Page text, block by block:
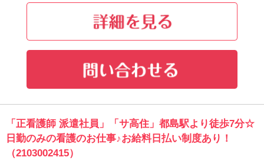
「正看護師 派遣社員」「サ高住」都島駅より徒歩7分☆
日勤のみの看護のお仕事♪お給料日払い制度あり！
（2103002415）